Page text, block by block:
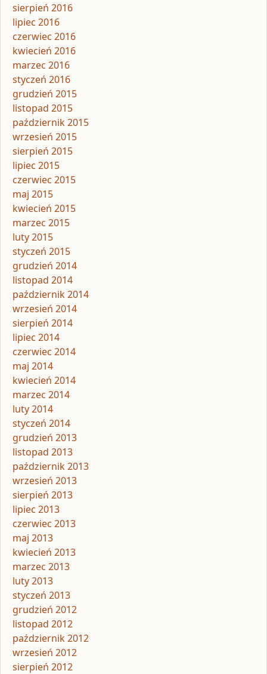
sierpień 2016
lipiec 2016
czerwiec 2016
kwiecień 2016
marzec 2016
styczeń 2016
grudzień 2015
listopad 2015
październik 2015
wrzesień 2015
sierpień 2015
lipiec 2015
czerwiec 2015
maj 2015
kwiecień 2015
marzec 2015
luty 2015
styczeń 2015
grudzień 2014
listopad 2014
październik 2014
wrzesień 2014
sierpień 2014
lipiec 2014
czerwiec 2014
maj 2014
kwiecień 2014
marzec 2014
luty 2014
styczeń 2014
grudzień 2013
listopad 2013
październik 2013
wrzesień 2013
sierpień 2013
lipiec 2013
czerwiec 2013
maj 2013
kwiecień 2013
marzec 2013
luty 2013
styczeń 2013
grudzień 2012
listopad 2012
październik 2012
wrzesień 2012
sierpień 2012